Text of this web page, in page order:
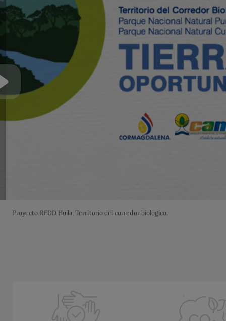
Proyecto REDD Huila, Territorio del corredor biológico.